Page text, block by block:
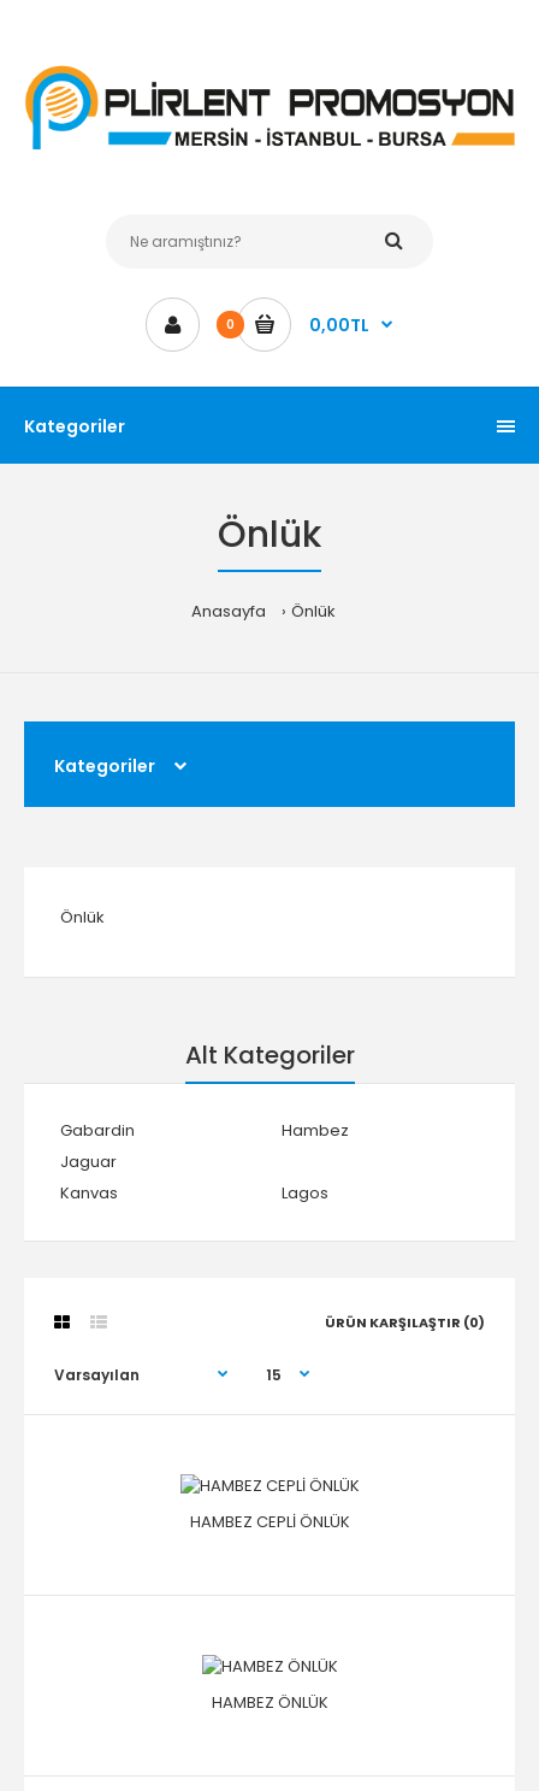
0 0,00TL
Kategoriler
Önlük
Anasayfa Önlük
Kategoriler
Önlük
Alt Kategoriler
Gabardin
Hambez
Jaguar
Kanvas
Lagos
ÜRÜN KARŞILAŞTIR (0)
HAMBEZ CEPLİ ÖNLÜK
HAMBEZ ÖNLÜK